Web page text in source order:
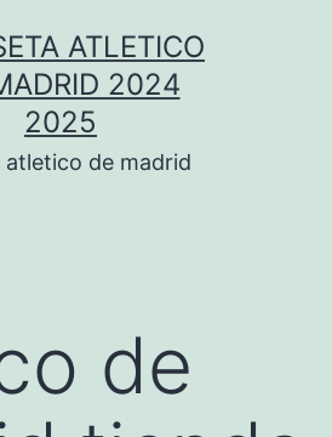
ATLETICO
2024
2025
atletico de madrid
de